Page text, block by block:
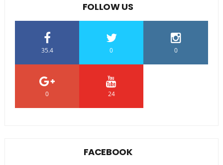
FOLLOW US
35.4 0 0
0 24
FACEBOOK